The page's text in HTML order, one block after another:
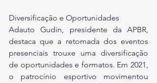
Diversificação e Oportunidades
Adauto Gudin, presidente da APBR,
destaca que a retomada dos eventos
presenciais trouxe uma diversificação
de oportunidades e formatos. Em 2021,
o patrocínio esportivo movimentou